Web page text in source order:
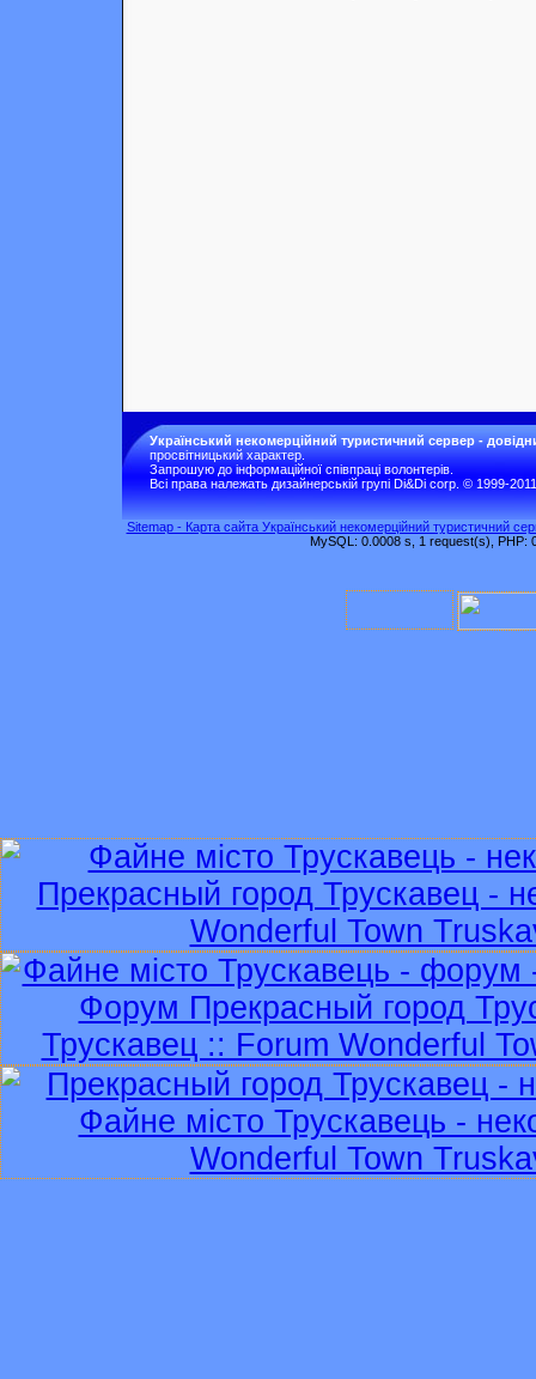
Український некомерційний туристичний сервер -
просвітницький характер.
Запрошую до інформаційної співпраці волонтерів.
Всі права належать дизайнерській групі Di&Di corp. © 1999-2011
Sitemap - Карта сайта Український некомерційний туристичний
MySQL: 0.0008 s, 1 request(s), PHP: